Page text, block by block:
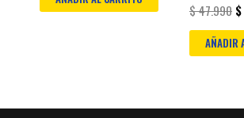
$47.990 $
AÑADIR